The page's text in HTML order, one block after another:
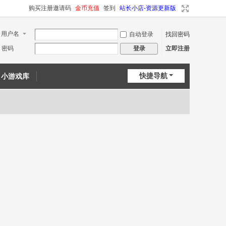
购买注册邀请码 金币充值 签到 站长小店-资源更新版
用户名 自动登录
找回密码
密码
登录 立即注册
快捷导航
小游戏库